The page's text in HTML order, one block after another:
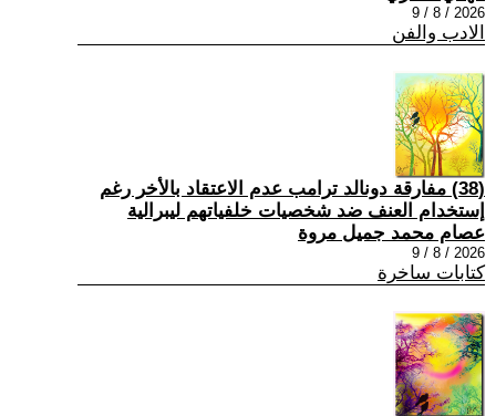
2026 / 8 / 9
الادب والفن
(38) مفارقة دونالد ترامب عدم الاعتقاد بالأخر رغم
إستخدام العنف ضد شخصيات خلفياتهم ليبرالية
عصام محمد جميل مروة
2026 / 8 / 9
كتابات ساخرة